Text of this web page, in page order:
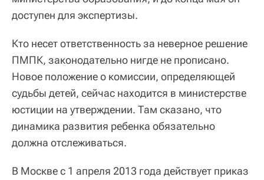
доступен для экспертизы.
Кто несет ответственность за неверное решение
ПМПК, законодательно нигде не прописано.
Новое положение о комиссии, определяющей
судьбы детей, сейчас находится в министерстве
юстиции на утверждении. Там сказано, что
динамика развития ребенка обязательно
должна отслеживаться.
В Москве с 1 апреля 2013 года действует приказ